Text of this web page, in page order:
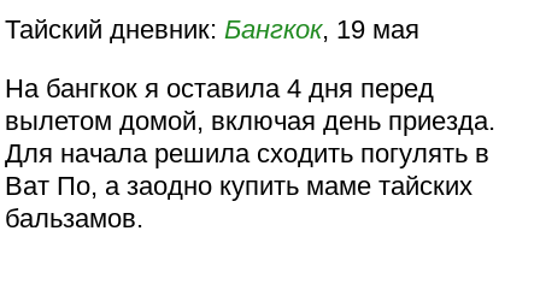
Тайский дневник: Бангкок, 19 мая
На бангкок я оставила 4 дня перед
вылетом домой, включая день приезда.
Для начала решила сходить погулять в
Ват По, а заодно купить маме тайских
бальзамов.